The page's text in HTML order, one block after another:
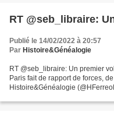
RT @seb_libraire:
Publié le 14/02/2022 à 20:57
Par Histoire&Généalogie
RT @seb_libraire: Un premier
Paris fait de rapport de forces,
Histoire&Généalogie